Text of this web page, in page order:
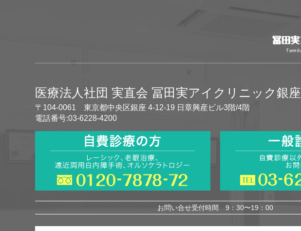
医療法人社団 実直会 冨田実アイクリニック銀座
〒104-0061 東京都中央区銀座 4-12-19 日章興産ビル3階/4階
電話番号:03-6228-4200
お問い合せ受付時間 9：30〜19：00